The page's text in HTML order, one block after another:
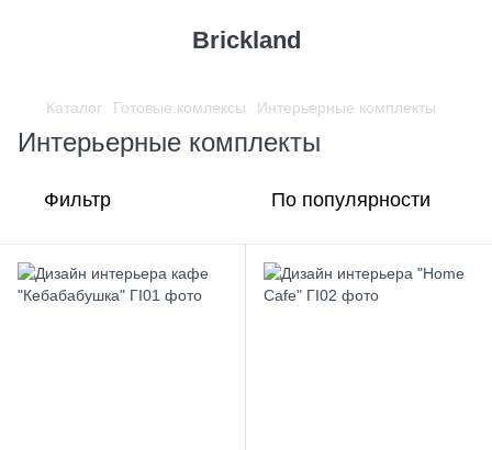
Brickland
Каталог Готовые комлексы Интерьерные комплекты
Интерьерные комплекты
Фильтр По популярности